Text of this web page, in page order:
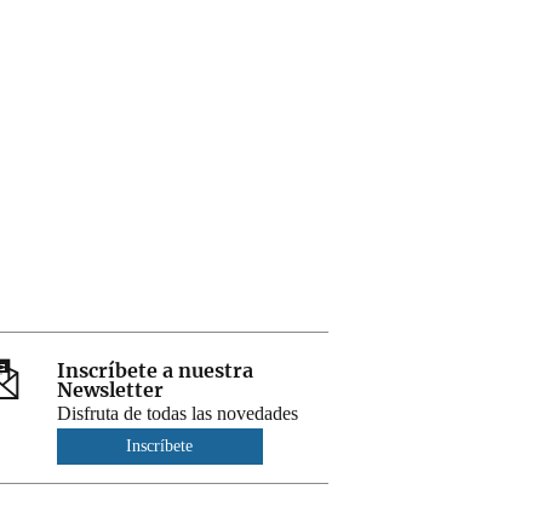
Inscríbete a nuestra
Newsletter
Disfruta de todas las novedades
Inscríbete